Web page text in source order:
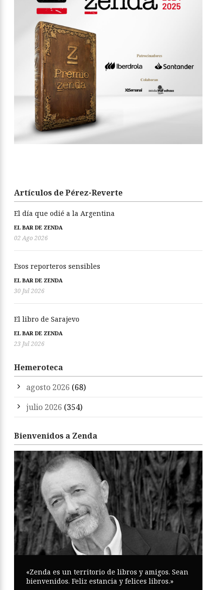
Artículos de Pérez-Reverte
El día que odié a la Argentina
EL BAR DE ZENDA
02 Ago 2026
Esos reporteros sensibles
EL BAR DE ZENDA
30 Jul 2026
El libro de Sarajevo
EL BAR DE ZENDA
23 Jul 2026
Hemeroteca
agosto 2026 (68)
julio 2026 (354)
Bienvenidos a Zenda
«Zenda es un territorio de libros y amigos. Sean
bienvenidos. Feliz estancia y felices libros.»